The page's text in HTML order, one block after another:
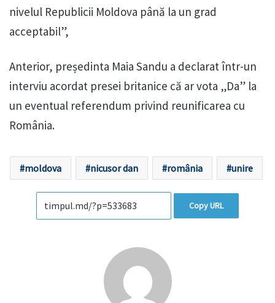
nivelul Republicii Moldova până la un grad
acceptabil”,
Anterior, președinta Maia Sandu a declarat într-un
interviu acordat presei britanice că ar vota „Da” la
un eventual referendum privind reunificarea cu
România.
moldova nicusor dan românia unire
Copy URL